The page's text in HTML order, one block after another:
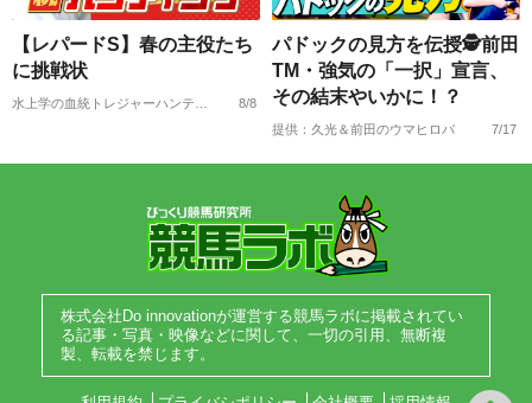
【レパードS】春の主役たち
に挑戦状
8/8
パドックの見方を伝授🕵前田
TM・強気の「一択」宣言、
その結末やいかに！？
提供：久光＆前田のウマヒロバ 7/17
株式会社Do innovationが運営する競馬ラボに掲載されてい
る記事・写真・映像などに関して、一切の引用、無断複
製、転載を禁じます。